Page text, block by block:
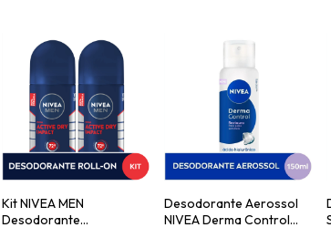
Kit NIVEA MEN
Desodorante
Desodorante Aerossol
NIVEA Derma Control